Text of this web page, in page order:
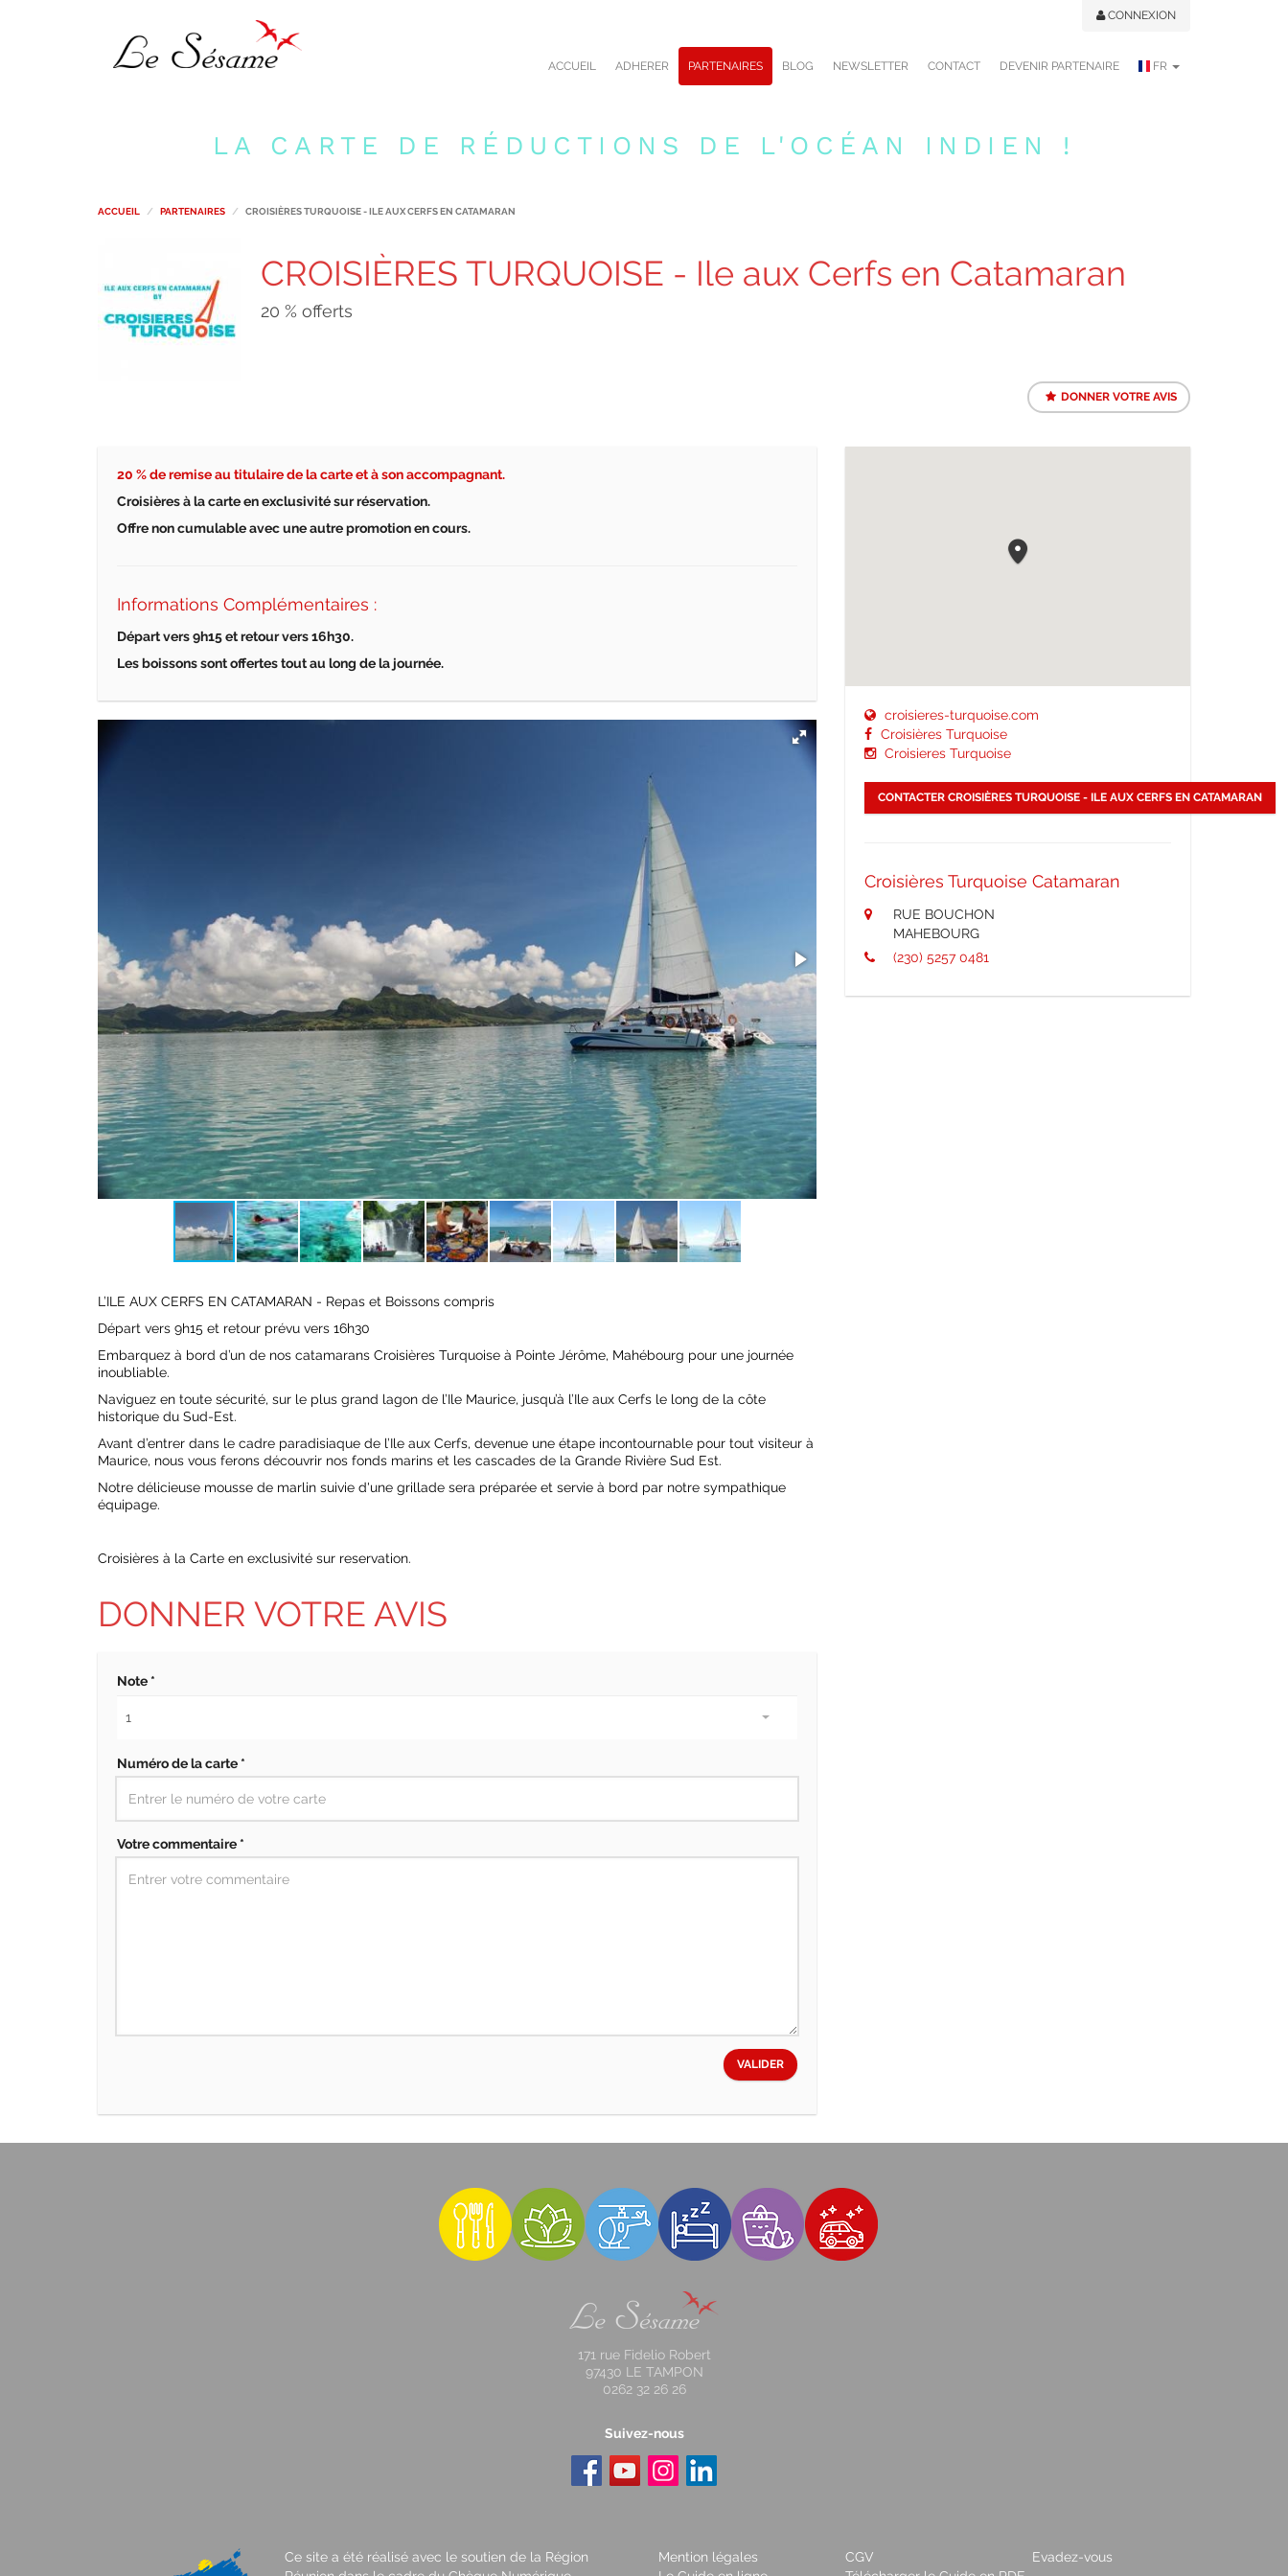
CONNEXION
ACCUEIL ADHERER PARTENAIRES BLOG NEWSLETTER CONTACT DEVENIR PARTENAIRE FR
LA CARTE DE RÉDUCTIONS DE L'OCÉAN INDIEN !
ACCUEIL PARTENAIRES CROISIÈRES TURQUOISE - ILE AUX CERFS EN CATAMARAN
CROISIÈRES TURQUOISE - Ile aux Cerfs en Catamaran
20 % offerts
DONNER VOTRE AVIS
20 % de remise au titulaire de la carte et à son accompagnant.
Croisièresàla carte en exclusivitésur réservation.
Offre non cumulable avec une autre promotion en cours.
Informations Complémentaires :
Départ vers 9h15 et retour vers 16h30.
Les boissons sont offertes tout au long de la journée.
L’ILE AUX CERFS EN CATAMARAN - Repas et Boissons compris
Départ vers 9h15 et retour prévu vers 16h30
Embarquez à bord d’un de nos catamarans Croisières Turquoise à Pointe Jérôme, Mahébourg pour une journée
inoubliable.
Naviguez en toute sécurité, sur le plus grand lagon de l’Ile Maurice, jusqu’à l’Ile aux Cerfs le long de la côte
historique du Sud-Est.
Avant d’entrer dans le cadre paradisiaque de l’Ile aux Cerfs, devenue une étape incontournable pour tout visiteur à
Maurice, nous vous ferons découvrir nos fonds marins et les cascades de la Grande Rivière Sud Est.
Notre délicieuse mousse de marlin suivie d'une grillade sera préparée et servie à bord par notre sympathique
équipage.
Croisières à la Carte en exclusivité sur reservation.
DONNER VOTRE AVIS
Note *
Numéro de la carte *
Votre commentaire *
VALIDER
croisieres-turquoise.com
Croisières Turquoise
Croisieres Turquoise
CONTACTER CROISIÈRES TURQUOISE - ILE AUX CERFS EN CATAMARAN
Croisières Turquoise Catamaran
RUE BOUCHON
MAHEBOURG
(230) 5257 0481
171 rue Fidelio Robert
97430 LE TAMPON
0262 32 26 26
Suivez-nous
Ce site a été réalisé avec le soutien de la Région
Mention légales CGV
Evadez-vous